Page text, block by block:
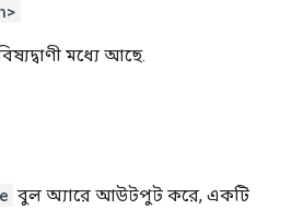
মধ্যে আছে.
বুল অ্যারে আউটপুট করে, একটি